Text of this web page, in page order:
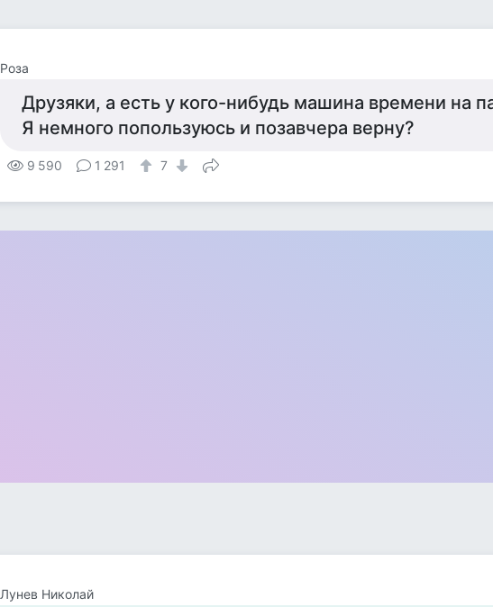
Роза
Друзяки, а есть у кого-нибудь машина времени на
Я немного попользуюсь и позавчера верну?
9 590 1 291 7
Лунев Николай